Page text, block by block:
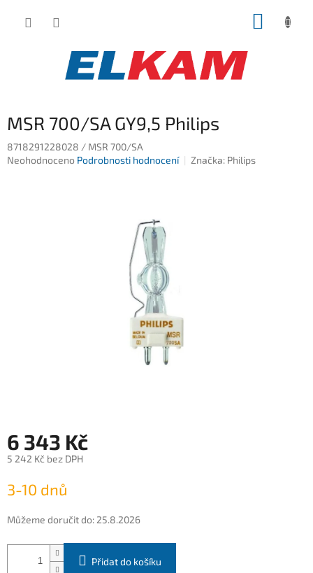
MSR 700/SA GY9,5 Philips
8718291228028 / MSR 700/SA
Průměrné
Neohodnoceno Podrobnosti hodnocení Značka: Philips
6 343 Kč
5 242 Kč bez DPH
cena:
3-10 dnů
Můžeme doručit do: 25.8.2026
Přidat do košíku